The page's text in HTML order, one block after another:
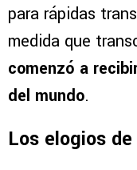
para rápidas
medida que
comenzó a
del mundo.
Los elogios